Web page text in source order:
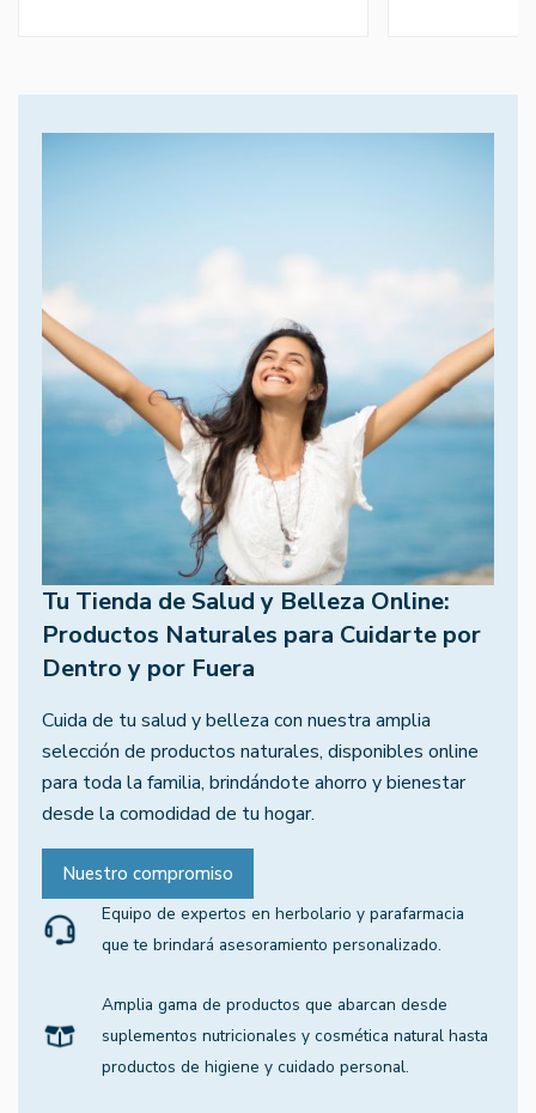
Tu Tienda de Salud y Belleza Online:
Productos Naturales para Cuidarte por
Dentro y por Fuera
Cuida de tu salud y belleza con nuestra amplia
selección de productos naturales, disponibles online
para toda la familia, brindándote ahorro y bienestar
desde la comodidad de tu hogar.
Nuestro compromiso
Equipo de expertos en herbolario y parafarmacia
que te brindará asesoramiento personalizado.
Amplia gama de productos que abarcan desde
suplementos nutricionales y cosmética natural hasta
productos de higiene y cuidado personal.